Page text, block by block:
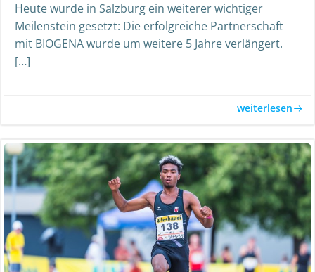
Heute wurde in Salzburg ein weiterer wichtiger
Meilenstein gesetzt: Die erfolgreiche Partnerschaft
mit BIOGENA wurde um weitere 5 Jahre verlängert.
[…]
weiterlesen